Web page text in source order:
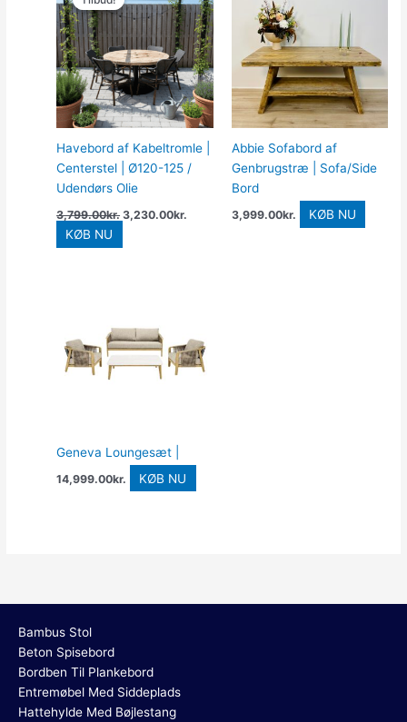
Havebord af Kabeltromle |
Centerstel | Ø120-125 /
Udendørs Olie
3,799.00kr.
pris
var:
3,799.00kr..
3,230.00kr.
pris
er:
3,230.00kr..
KØB NU
Abbie Sofabord af
Genbrugstræ | Sofa/Side
Bord
3,999.00kr. KØB NU
Geneva Loungesæt |
14,999.00kr. KØB NU
Bambus Stol
Beton Spisebord
Bordben Til Plankebord
Entremøbel Med Siddeplads
Hattehylde Med Bøjlestang